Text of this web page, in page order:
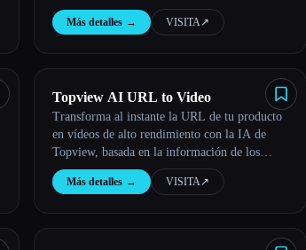
atractivo en cuestión de minutos.
Más detalles → VISITA↗︎
Topview AI URL to Video
Transforma al instante la URL de tu producto
en vídeos de alto rendimiento con la IA de
Topview, basada en la información de los
mejores anuncios.
Más detalles → VISITA↗︎